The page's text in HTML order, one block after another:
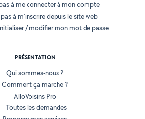
à me connecter à mon compte
pas à m'inscrire depuis le site web
/ modifier mon mot de passe
PRÉSENTATION
Qui sommes-nous ?
Comment ça marche ?
AlloVoisins Pro
Toutes les demandes